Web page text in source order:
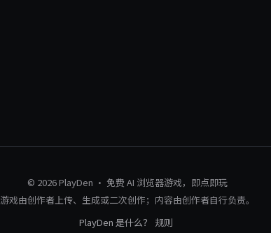
© 2026 PlayDen · 免费 AI 浏览器游戏，即点即玩
游戏由创作者上传、生成或二次创作；内容由创作者自行负责。
PlayDen 是什么？
规则